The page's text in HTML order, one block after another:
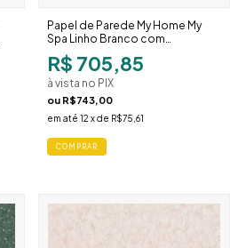
Spa Linho Branco com
Respingos 387022
R$ 705,85
à vista no PIX
ouR$743,00
em até12 x deR$75,61